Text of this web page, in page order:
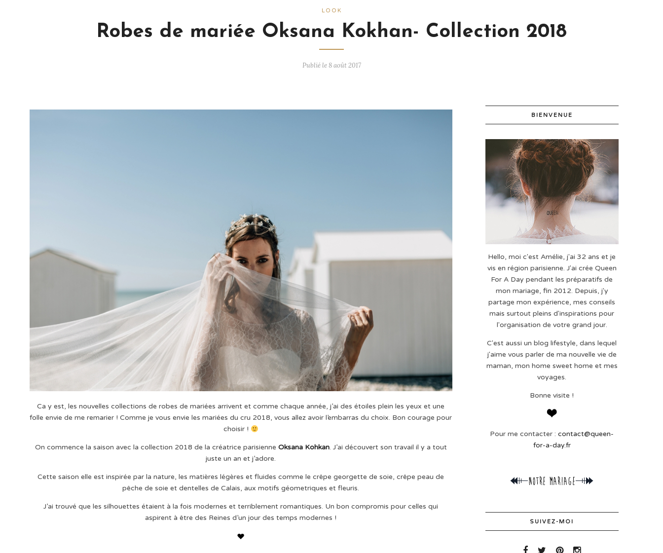
LOOK
Robes de mariée Oksana Kokhan- Collection 2018
Publié le 8 août 2017
Ca y est, les nouvelles collections de robes de mariées arrivent et comme chaque année, j’ai des étoiles plein les yeux et une
folle envie de me remarier ! Comme je vous envie les mariées du cru 2018, vous allez avoir l’embarras du choix. Bon courage pour
choisir !
On commence la saison avec la collection 2018 de la créatrice parisienne Oksana Kohkan. J’ai découvert son travail il y a tout
juste un an et j’adore.
Cette saison elle est inspirée par la nature, les matières légères et fluides comme le crêpe georgette de soie, crêpe peau de
pêche de soie et dentelles de Calais, aux motifs géometriques et fleuris.
J’ai trouvé que les silhouettes étaient à la fois modernes et terriblement romantiques. Un bon compromis pour celles qui
aspirent à être des Reines d’un jour des temps modernes !
BIENVENUE
Hello, moi c'est Amélie, j'ai 32 ans et je
vis en région parisienne. J'ai crée Queen
For A Day pendant les préparatifs de
mon mariage, fin 2012. Depuis, j'y
partage mon expérience, mes conseils
mais surtout pleins d'inspirations pour
l'organisation de votre grand jour.
C'est aussi un blog lifestyle, dans lequel
j'aime vous parler de ma nouvelle vie de
maman, mon home sweet home et mes
voyages.
Bonne visite !
Pour me contacter :contact@queen-
for-a-day.fr
SUIVEZ-MOI